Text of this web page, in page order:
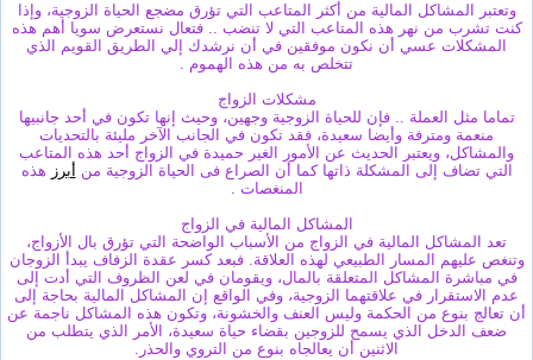
وتعتبر المشاكل المالية من أكثر المتاعب التي تؤرق مضجع الحياة الزوجية، وإذا
كنت تشرب من نهر هذه المتاعب التي لا تنضب .. فتعال نستعرض سويا أهم هذه
المشكلات عسي أن نكون موفقين في أن نرشدك إلي الطريق القويم الذي
تتخلص به من هذه الهموم .
مشكلات الزواج
تماما مثل العملة .. فإن للحياة الزوجية وجهين، وحيث إنها تكون في أحد جانبيها
منعمة ومترفة وأيضا سعيدة، فقد تكون في الجانب الآخر مليئة بالتحديات
والمشاكل، ويعتبر الحديث عن الأمور الغير حميدة في الزواج أحد هذه المتاعب
التي تضاف إلى المشكلة ذاتها كما أن الصراع فى الحياة الزوجية من أبرز هذه
المنغصات .
المشاكل المالية في الزواج
تعد المشاكل المالية في الزواج من الأسباب الواضحة التي تؤرق بال الأزواج،
وتنغص عليهم المسار الطبيعي لهذه العلاقة. فبعد كسر عقدة الزفاف يبدأ الزوجان
في مباشرة المشاكل المتعلقة بالمال، ويقومان في لعن الظروف التي أدت إلى
عدم الاستقرار في علاقتهما الزوجية، وفي الواقع إن المشاكل المالية بحاجة إلى
أن تعالج بنوع من الحكمة وليس العنف والخشونة، وتكون هذه المشاكل ناجمة عن
ضعف الدخل الذي يسمح للزوجين بقضاء حياة سعيدة، الأمر الذي يتطلب من
الاثنين أن يعالجاه بنوع من التروي والحذر.